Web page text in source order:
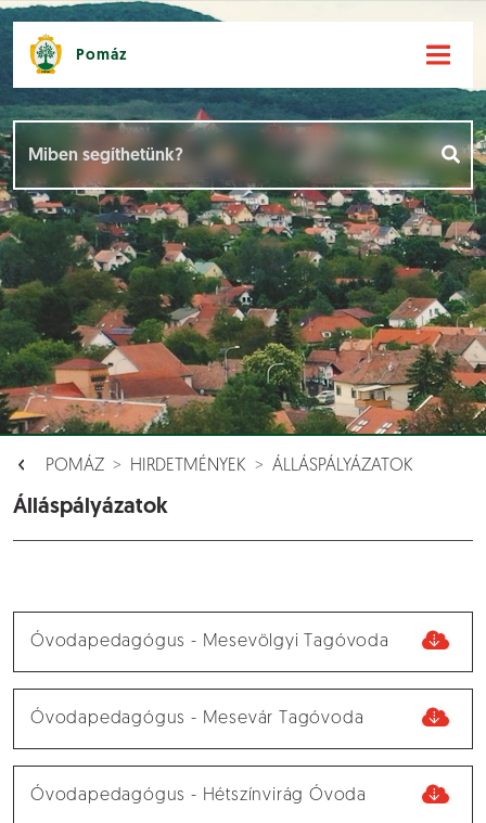
Pomáz
POMÁZ HIRDETMÉNYEK ÁLLÁSPÁLYÁZATOK
Álláspályázatok
Óvodapedagógus - Mesevölgyi Tagóvoda
Óvodapedagógus - Mesevár Tagóvoda
Óvodapedagógus - Hétszínvirág Óvoda
Események []
Dokumentumok [ ]
Aloldalak []